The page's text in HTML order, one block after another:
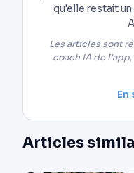
qu'elle restait un
Les articles sont
coach IA de
En
Articles